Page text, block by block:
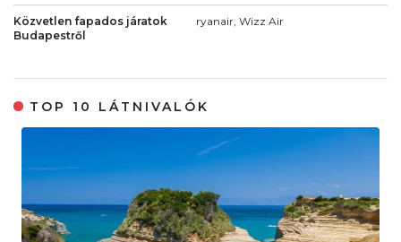
Közvetlen fapados járatok
Budapestről
ryanair, Wizz Air
TOP 10 LÁTNIVALÓK